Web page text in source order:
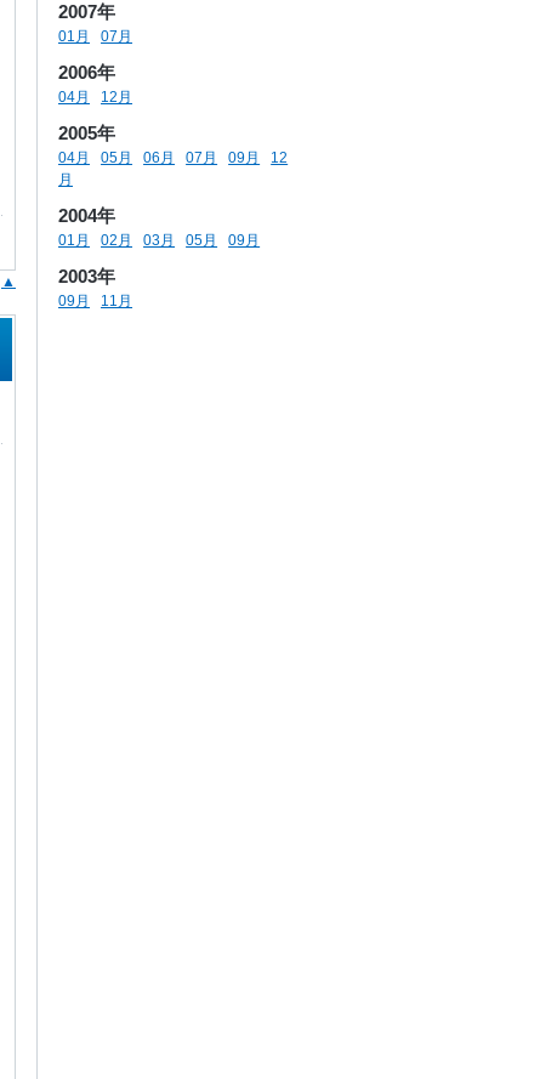
▲
2007年
01月 07月
2006年
04月 12月
2005年
04月 05月 06月 07月 09月
12
月
2004年
01月 02月 03月 05月 09月
2003年
09月 11月